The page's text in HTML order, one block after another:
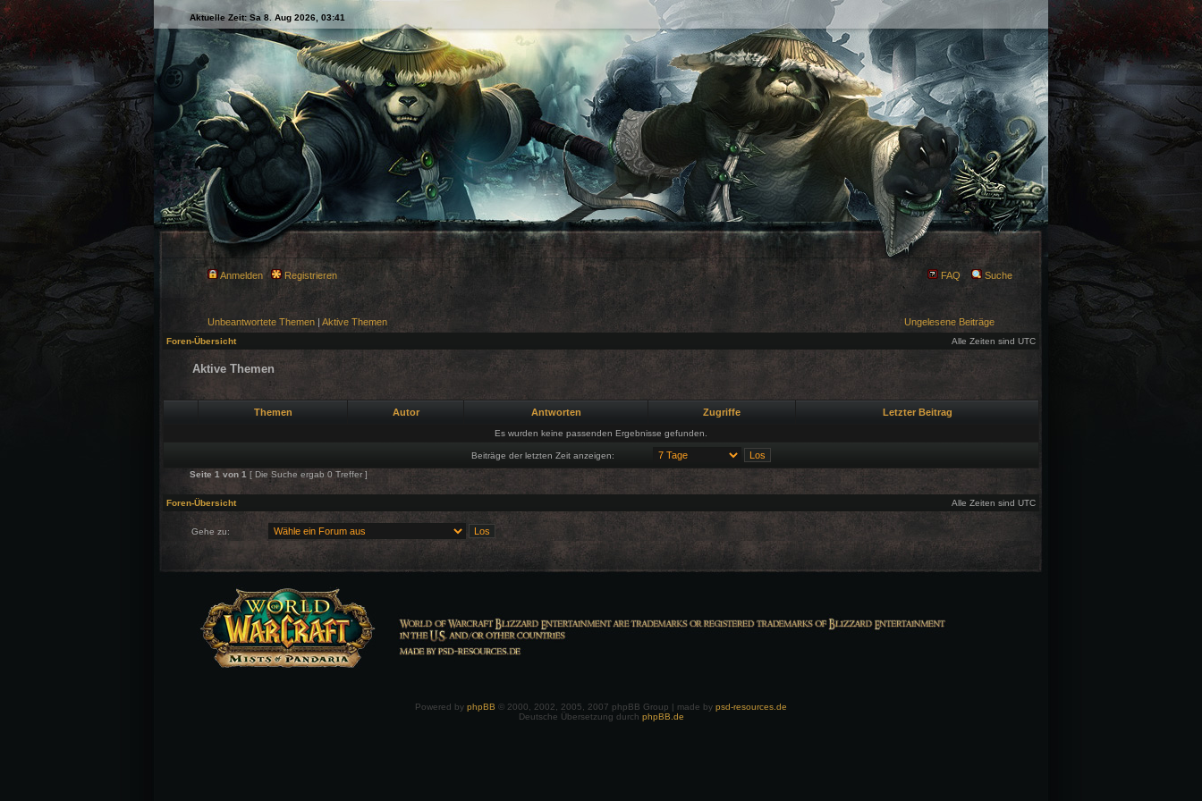
Aktuelle Zeit: Sa 8. Aug 2026, 03:41
Anmelden Registrieren FAQ Suche
Unbeantwortete Themen | Aktive Themen Ungelesene Beiträge
Foren-Übersicht Alle Zeiten sind UTC
Aktive Themen
Themen Autor Antworten Zugriffe Letzter Beitrag
Es wurden keine passenden Ergebnisse gefunden.
Beiträge der letzten Zeit anzeigen:
Seite 1 von 1 [ Die Suche ergab 0 Treffer ]
Foren-Übersicht Alle Zeiten sind UTC
Gehe zu:
Powered by phpBB © 2000, 2002, 2005, 2007 phpBB Group | made by psd-resources.de
Deutsche Übersetzung durch phpBB.de